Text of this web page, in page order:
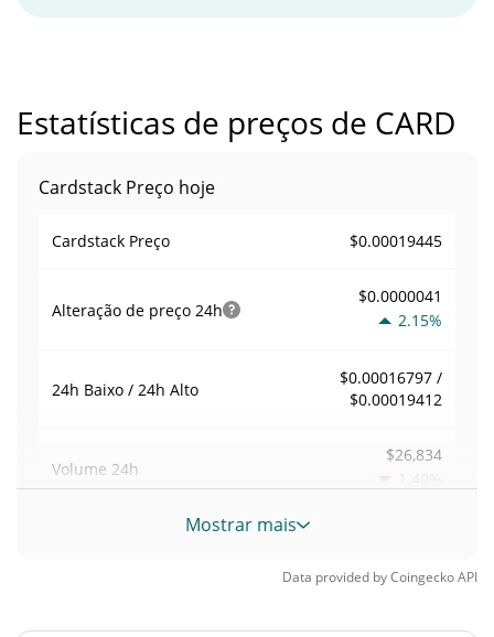
Estatísticas de preços de CARD
Cardstack Preço hoje
Cardstack Preço $0.00019445
Alteração de preço 24h
$0.0000041
2.15%
24h Baixo / 24h Alto
$0.00016797 /
$0.00019412
Volume 24h
$26,834
1.40%
Volume / Limite de
Mostrar mais
Data provided byCoingeckoAPI